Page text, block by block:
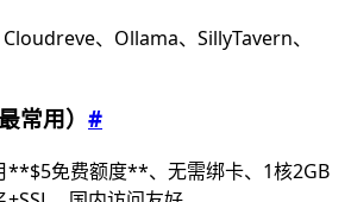
、Ollama、SillyTavern、
常用） #
**$5免费额度**、无需绑卡、1核2GB